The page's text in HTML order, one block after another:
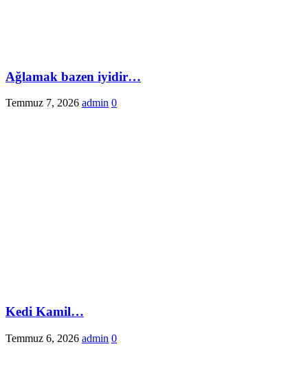
Ağlamak bazen iyidir…
Temmuz 7, 2026 admin 0
Kedi Kamil…
Temmuz 6, 2026 admin 0